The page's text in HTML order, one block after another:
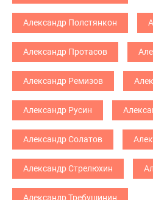
Александр Полстянкон
Александр Протасов
Александр Ремизов
Александр Русин
Александр Солатов
Александр Стрелюхин
Александр Требушинин